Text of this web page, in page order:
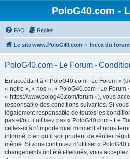
PoloG40.com -
FAQ Règles
Le site www.PoloG40.com Index du forum
PoloG40.com - Le Forum -
En accédant à « PoloG40.com - Le Forum »
« notre », « nos », « PoloG40.com - Le Forum
« https://www.polog40.com/forum »), vous
responsable des conditions suivantes. Si vous
légalement responsable de toutes les
pas et/ou n’utilisez pas « PoloG40.com - Le
celles-ci à n’importe quel moment et nous
informé, bien qu’il soit prudent de vérifier
même. Si vous continuez d’utiliser «
changements ont été effectués, vous